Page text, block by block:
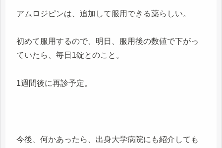
アムロジピンは、追加して服用できる薬らしい。
初めて服用するので、明日、服用後の数値で下がっ
ていたら、毎日1錠とのこと。
1週間後に再診予定。
今後、何かあったら、出身大学病院にも紹介しても